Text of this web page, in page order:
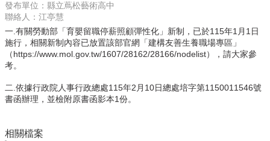
覽
雲
林
縣
教
網
登
發布單位：縣立蔦松藝術高中
聯絡人：江亭慧
一.有關勞動部「育嬰留職停薪照顧彈性化」新制，已於115年1月1日
施行，相關新制內容已放置該部官網「建構友善生養職場專區」
（https://www.mol.gov.tw/1607/28162/28166/nodelist），請大家參
考。
二.依據行政院人事行政總處115年2月10日總處培字第1150011546號
書函辦理，並檢附原書函影本1份。
相關檔案